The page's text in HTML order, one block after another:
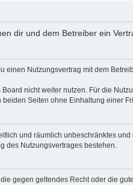
dir und dem Betreiber ein
einen Nutzungsvertrag mit dem
nicht weiter nutzen. Für die
Seiten ohne Einhaltung einer
und räumlich unbeschränktes
des Nutzungsvertrages bestehen.
gegen geltendes Recht oder die